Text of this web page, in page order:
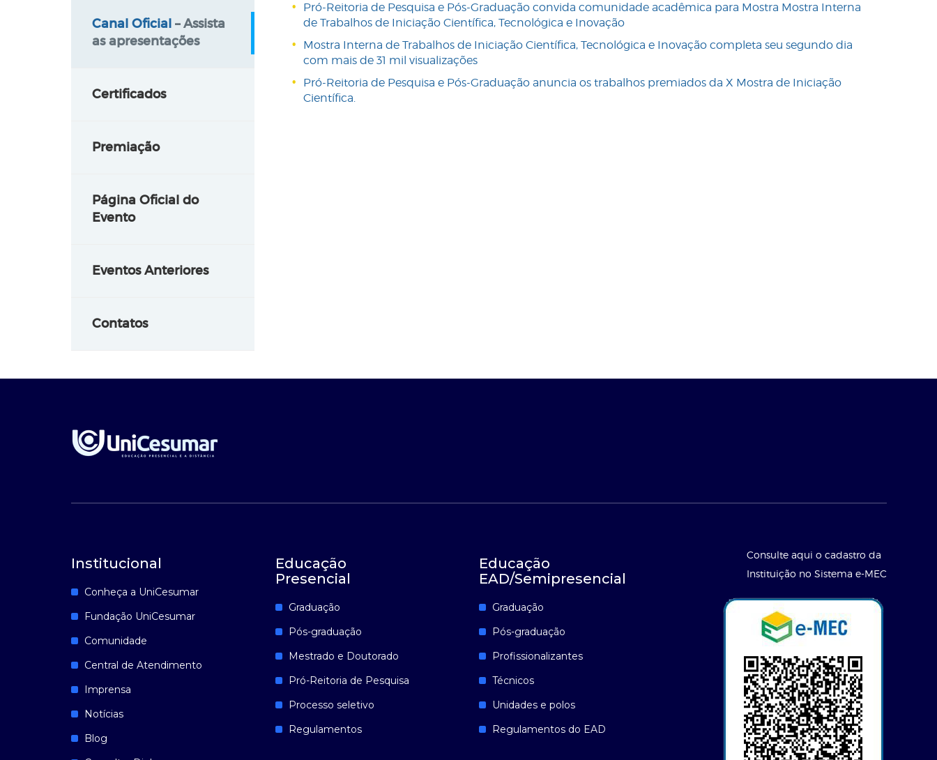
Canal Oficial – Assista
as apresentações
Certificados
Premiação
Página Oficial do
Evento
Eventos Anteriores
Contatos
Pró-Reitoria de Pesquisa e Pós-Graduação convida comunidade acadêmica para Mostra Mostra Interna
de Trabalhos de Iniciação Científica, Tecnológica e Inovação
Mostra Interna de Trabalhos de Iniciação Científica, Tecnológica e Inovação completa seu segundo dia
com mais de 31 mil visualizações
Pró-Reitoria de Pesquisa e Pós-Graduação anuncia os trabalhos premiados da X Mostra de Iniciação
Científica.
Institucional
Conheça a UniCesumar
Fundação UniCesumar
Comunidade
Central de Atendimento
Imprensa
Notícias
Blog
Educação
Presencial
Graduação
Pós-graduação
Mestrado e Doutorado
Pró-Reitoria de Pesquisa
Processo seletivo
Regulamentos
Educação
EAD/Semipresencial
Graduação
Pós-graduação
Profissionalizantes
Técnicos
Unidades e polos
Regulamentos do EAD
Consulte aqui o cadastro da
Instituição no Sistema e-MEC